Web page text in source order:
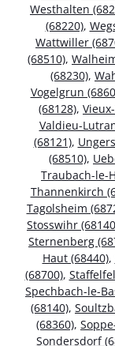
Westhalten
(68220),
Wattwiller
(68510),
(68230),
Vogelgrun
(68128),
Valdieu-
(68121),
(68510),
Traubach-le-
Thannenkirch
Tagolsheim
Stosswihr
Sternenberg
Haut (68440),
(68700),
Spechbach-le-
(68140),
(68360),
Sondersdorf